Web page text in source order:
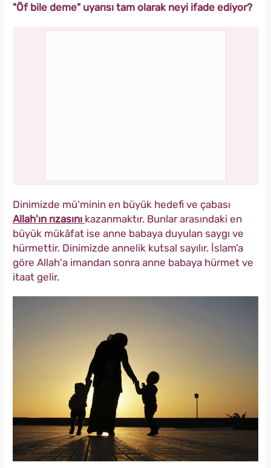
"Öf bile deme" uyarısı tam olarak neyi ifade ediyor?
Dinimizde mü'minin en büyük hedefi ve çabası
Allah'ın rızasını kazanmaktır. Bunlar arasındaki en
büyük mükâfat ise anne babaya duyulan saygı ve
hürmettir. Dinimizde annelik kutsal sayılır. İslam’a
göre Allah'a imandan sonra anne babaya hürmet ve
itaat gelir.